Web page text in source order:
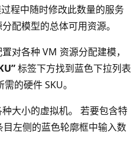
程中随时修改此数量的服务
配模型的总体可用资源。
对各种 VM 资源分配建模，
标签下方找到蓝色下拉列表
的硬件 SKU。
大小的虚拟机。 若要包含特
左侧的蓝色轮廓框中输入数